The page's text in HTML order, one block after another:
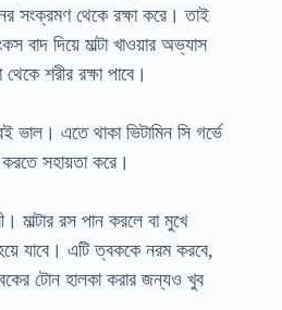
সংক্রমণ থেকে রক্ষা করে। তাই
বাদ দিয়ে মাল্টা খাওয়ার অভ্যাস
শরীর রক্ষা পাবে।
ভাল। এতে থাকা ভিটামিন সি গর্ভে
সহায়তা করে।
মাল্টার রস পান করলে বা মুখে
যাবে। এটি ত্বককে নরম করবে,
টোন হালকা করার জন্যও খুব